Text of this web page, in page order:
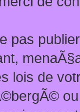
pas
lois de